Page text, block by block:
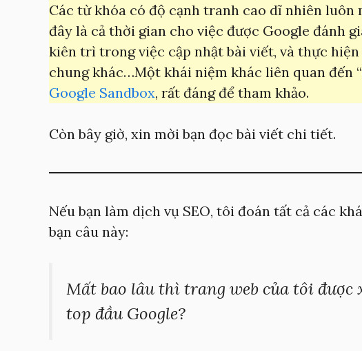
Các từ khóa có độ cạnh tranh cao dĩ nhiên luôn
đây là cả thời gian cho việc được Google đánh
kiên trì trong việc cập nhật bài viết, và thực hiện
chung khác…Một khái niệm khác liên quan đến
Google Sandbox, rất đáng để tham khảo.
Còn bây giờ, xin mời bạn đọc bài viết chi tiết.
Nếu bạn làm dịch vụ SEO, tôi đoán tất cả các
bạn câu này:
Mất bao lâu thì trang web của tôi được
top đầu Google?